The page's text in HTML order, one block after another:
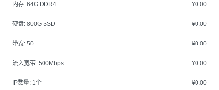
内存: 64G DDR4 ¥0.00
硬盘: 800G SSD ¥0.00
带宽: 50 ¥0.00
流入宽带: 500Mbps ¥0.00
IP数量: 1个 ¥0.00